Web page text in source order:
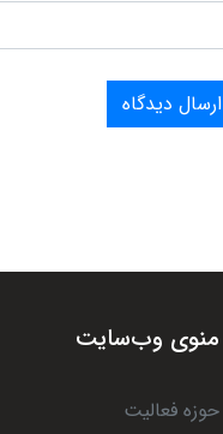
ارسال دیدگاه
منوی وب‌سایت
حوزه فعالیت